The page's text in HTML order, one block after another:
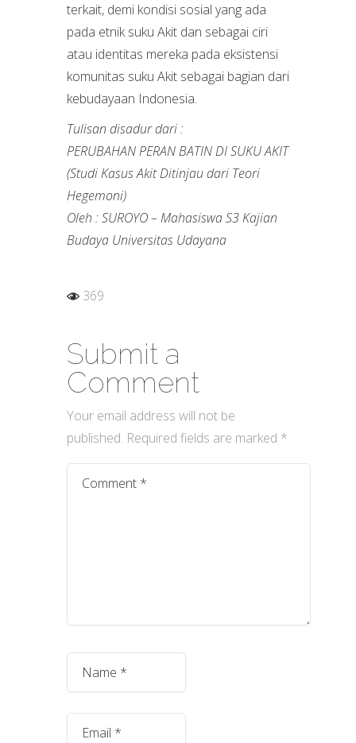
terkait, demi kondisi sosial yang ada
pada etnik suku Akit dan sebagai ciri
atau identitas mereka pada eksistensi
komunitas suku Akit sebagai bagian dari
kebudayaan Indonesia.
Tulisan disadur dari :
PERUBAHAN PERAN BATIN DI SUKU AKIT
(Studi Kasus Akit Ditinjau dari Teori
Hegemoni)
Oleh : SUROYO – Mahasiswa S3 Kajian
Budaya Universitas Udayana
369
Submit a
Comment
Your email address will not be
published. Required fields are marked *